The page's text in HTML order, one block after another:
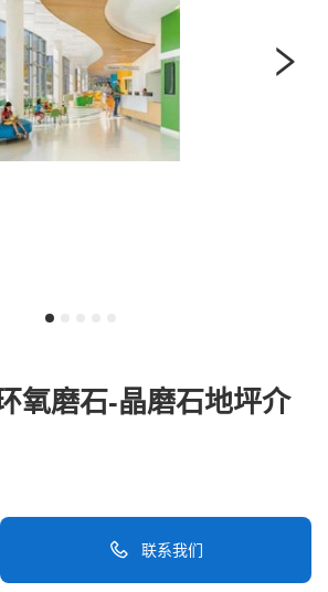
氧磨石-晶磨石地坪介
联系我们